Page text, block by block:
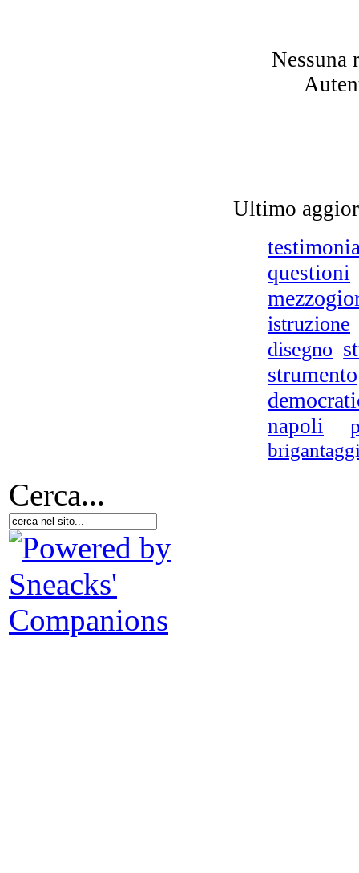
U
Nessuna
Ultimo
questioni
istruzione
disegno
strumento
napoli
Cerca...